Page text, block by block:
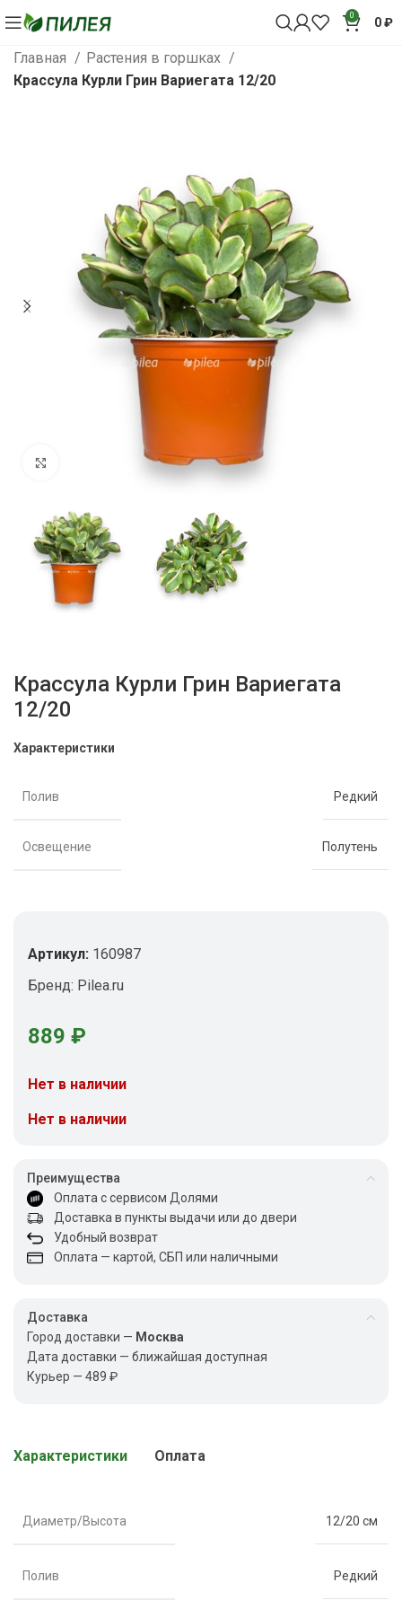
0 0₽
Главная
Растения в горшках
Крассула Курли Грин Вариегата 12/20
Нажмите, чтобы увеличить
Крассула Курли Грин Вариегата
12/20
Характеристики
Полив Редкий
Освещение Полутень
Артикул: 160987
Бренд: Pilea.ru
889 ₽
Нет в наличии
Нет в наличии
Преимущества
Оплата с сервисом Долями
Доставка в пункты выдачи или до двери
Удобный возврат
Оплата — картой, СБП или наличными
Доставка
Город доставки — Москва
Дата доставки — ближайшая доступная
Курьер — 489 ₽
Характеристики Оплата
Диаметр/Высота 12/20 см
Полив Редкий